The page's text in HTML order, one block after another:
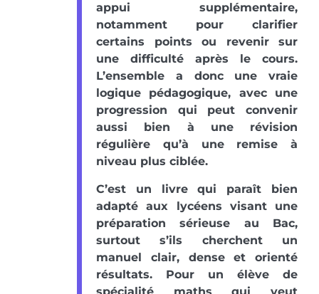
appui supplémentaire,
notamment pour clarifier
certains points ou revenir sur
une difficulté après le cours.
L’ensemble a donc une vraie
logique pédagogique, avec une
progression qui peut convenir
aussi bien à une révision
régulière qu’à une remise à
niveau plus ciblée.
C’est un livre qui paraît bien
adapté aux lycéens visant une
préparation sérieuse au Bac,
surtout s’ils cherchent un
manuel clair, dense et orienté
résultats. Pour un élève de